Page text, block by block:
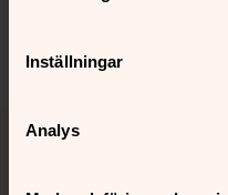
Inställningar
Analys